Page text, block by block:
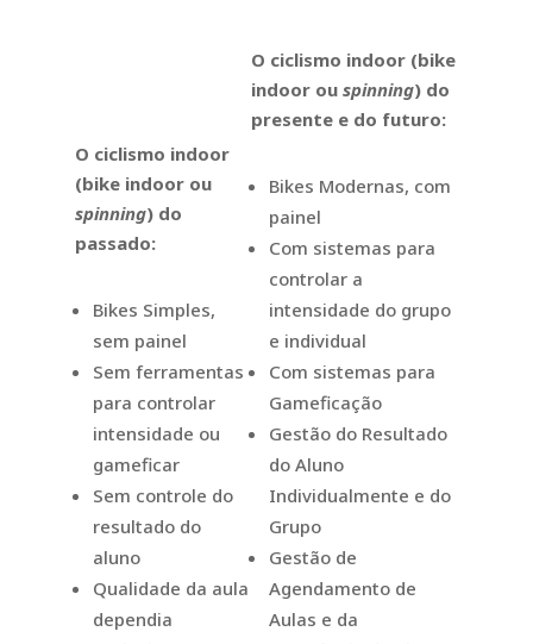
O ciclismo indoor
(bike indoor ou
spinning) do
passado:
Bikes Simples,
sem painel
Sem ferramentas
para controlar
intensidade ou
gameficar
Sem controle do
resultado do
aluno
Qualidade da aula
dependia
O ciclismo indoor (bike
indoor ouspinning) do
presente e do futuro:
Bikes Modernas, com
painel
Com sistemas para
controlar a
intensidade do grupo
e individual
Com sistemas para
Gameficação
Gestão do Resultado
do Aluno
Individualmente e do
Grupo
Gestão de
Agendamento de
Aulas e da